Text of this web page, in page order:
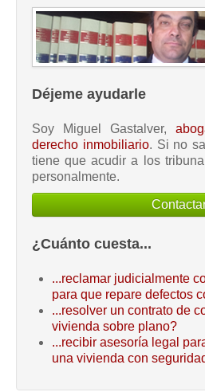
Déjeme ayudarle
Soy Miguel Gastalver,
derecho inmobiliario. Si no
tiene que acudir a los
personalmente.
¿Cuánto cuesta...
...reclamar judicialmente
para que repare defectos
...resolver un contrato de
vivienda sobre plano?
...recibir asesoría legal
una vivienda con